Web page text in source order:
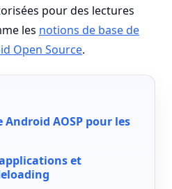
pour des lectures
les notions de base de
Open Source.
AOSP pour les
et